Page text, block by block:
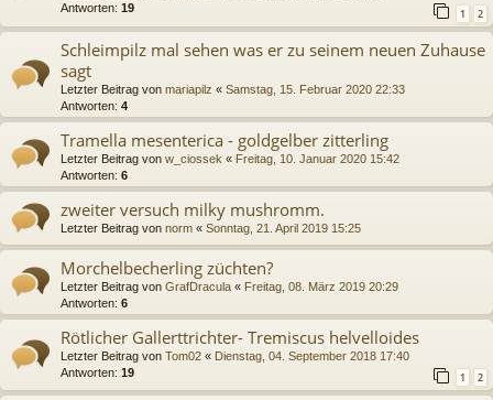
Antworten: 19 1 2
Schleimpilz mal sehen was er zu seinem neuen Zuhause
sagt
Letzter Beitrag von mariapilz « Samstag, 15. Februar 2020 22:33
Antworten: 4
Tramella mesenterica - goldgelber zitterling
Letzter Beitrag von w_ciossek « Freitag, 10. Januar 2020 15:42
Antworten: 6
zweiter versuch milky mushromm.
Letzter Beitrag von norm « Sonntag, 21. April 2019 15:25
Morchelbecherling züchten?
Letzter Beitrag von GrafDracula « Freitag, 08. März 2019 20:29
Antworten: 6
Rötlicher Gallerttrichter- Tremiscus helvelloides
Letzter Beitrag von Tom02 « Dienstag, 04. September 2018 17:40
Antworten: 19 1 2